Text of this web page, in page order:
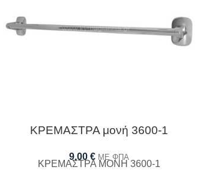
ΚΡΕΜΑΣΤΡΑ μονή 3600-1
9,00 € ΜΕ ΦΠΑ
ΚΡΕΜΑΣΤΡΑ ΜΟΝΗ 3600-1